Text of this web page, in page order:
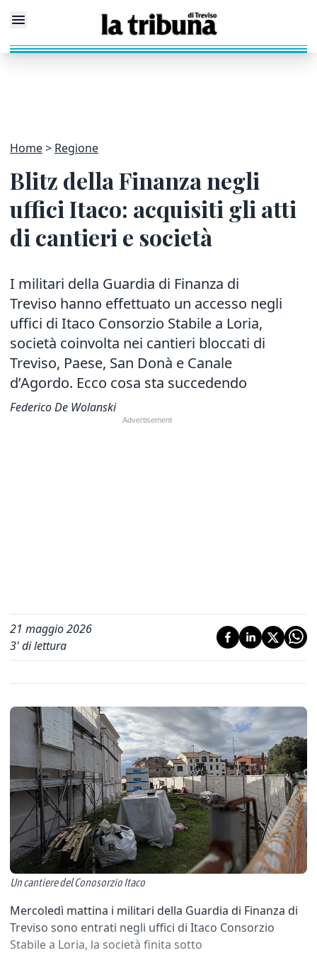
Home Regione
Blitz della Finanza negli
uffici Itaco: acquisiti gli atti
di cantieri e società
I militari della Guardia di Finanza di
Treviso hanno effettuato un accesso negli
uffici di Itaco Consorzio Stabile a Loria,
società coinvolta nei cantieri bloccati di
Treviso, Paese, San Donà e Canale
d’Agordo. Ecco cosa sta succedendo
Federico De Wolanski
21 maggio 2026
3' di lettura
Un cantiere del Conosorzio Itaco
Mercoledì mattina i militari della Guardia di Finanza di
Treviso sono entrati negli uffici di Itaco Consorzio
Stabile a Loria, la società finita sotto